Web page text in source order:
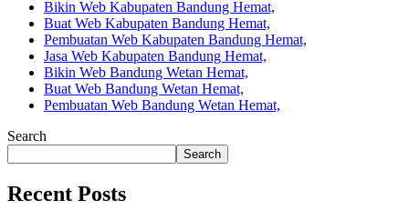
Bikin Web Kabupaten Bandung Hemat,
Buat Web Kabupaten Bandung Hemat,
Pembuatan Web Kabupaten Bandung Hemat,
Jasa Web Kabupaten Bandung Hemat,
Bikin Web Bandung Wetan Hemat,
Buat Web Bandung Wetan Hemat,
Pembuatan Web Bandung Wetan Hemat,
Search
Search
Recent Posts